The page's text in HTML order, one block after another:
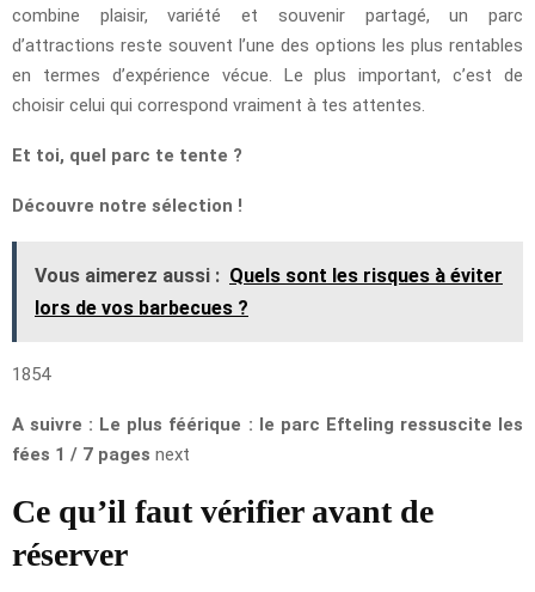
combine plaisir, variété et souvenir partagé, un parc
d’attractions reste souvent l’une des options les plus rentables
en termes d’expérience vécue. Le plus important, c’est de
choisir celui qui correspond vraiment à tes attentes.
Et toi, quel parc te tente ?
Découvre notre sélection !
Vous aimerez aussi : Quels sont les risques à éviter
lors de vos barbecues ?
1854
A suivre : Le plus féérique : le parc Efteling ressuscite les
fées 1 / 7 pages next
Ce qu’il faut vérifier avant de
réserver